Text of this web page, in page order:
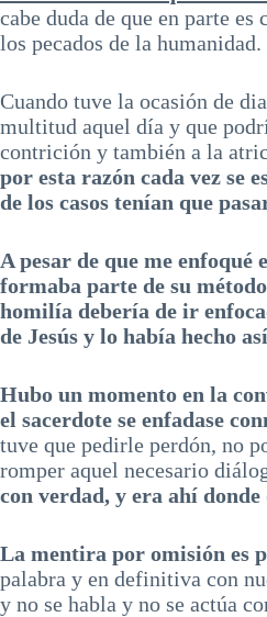
cabe duda de que en parte
los pecados de la humanidad.
Cuando tuve la ocasión de
multitud aquel día y que
contrición y también a la
por esta razón cada vez se
de los casos tenían que
A pesar de que me
formaba parte de su
homilía debería de ir
de Jesús y lo había hecho
Hubo un momento en la
el sacerdote se enfadase
tuve que pedirle perdón, no
romper aquel necesario
con verdad, y era ahí
La mentira por omisión es
palabra y en definitiva con
y no se habla y no se actúa